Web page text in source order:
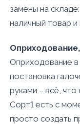
замены на
наличный товар и
Оприходование в
постановка
руками – всё,
Сорт1 есть с
просто создать